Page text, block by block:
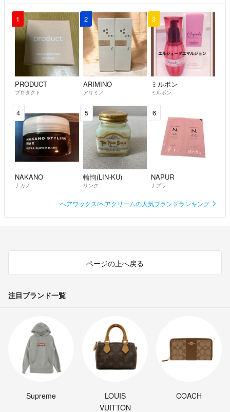
1
PRODUCT
プロダクト
2
ARIMINO
アリミノ
3
ミルボン
ミルボン
4
NAKANO
ナカノ
5
輪怐(LIN-KU)
リンク
6
NAPUR
ナプラ
ヘアワックス/ヘアクリームの人気ブランドランキング
ページの上へ戻る
注目ブランド一覧
Supreme
LOUIS
VUITTON
COACH